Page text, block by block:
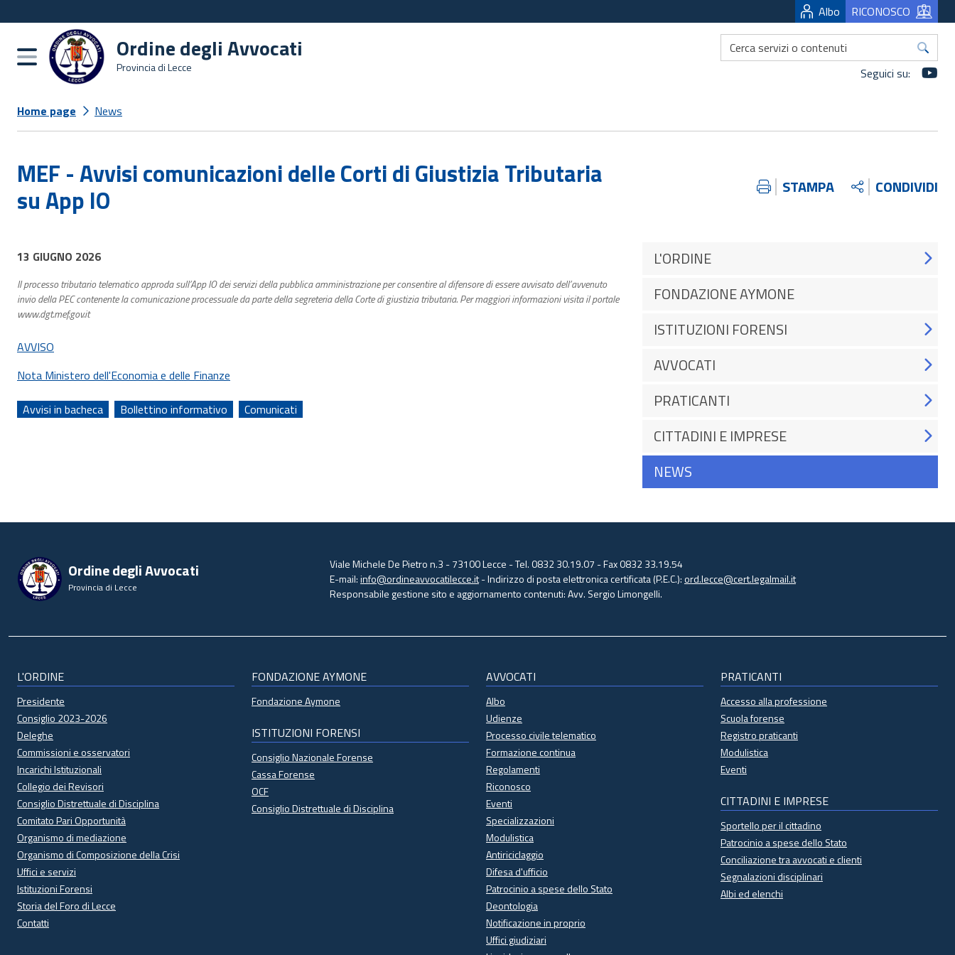
Albo RICONOSCO
Burger menu Ordine degli Avvocati
Provincia di Lecce Seguici su:
Home page News
MEF - Avvisi comunicazioni delle Corti di Giustizia Tributaria
su App IO STAMPA CONDIVIDI
13 GIUGNO 2026
Il processo tributario telematico approda sull’App IO dei servizi della pubblica amministrazione per consentire al difensore di essere avvisato dell’avvenuto
invio della PEC contenente la comunicazione processuale da parte della segreteria della Corte di giustizia tributaria. Per maggiori informazioni visita il portale
www.dgt.mef.gov.it
AVVISO
Nota Ministero dell'Economia e delle Finanze
Avvisi in bacheca
Bollettino informativo Comunicati
L'ORDINE
FONDAZIONE AYMONE
ISTITUZIONI FORENSI
AVVOCATI
PRATICANTI
CITTADINI E IMPRESE
NEWS
Ordine degli Avvocati
Provincia di Lecce
Viale Michele De Pietro n.3 - 73100 Lecce - Tel. 0832 30.19.07 - Fax 0832 33.19.54
E-mail:info@ordineavvocatilecce.it- Indirizzo di posta elettronica certificata (P.E.C.):ord.lecce@cert.legalmail.it
Responsabile gestione sito e aggiornamento contenuti: Avv. Sergio Limongelli.
L'ORDINE
Presidente
Consiglio 2023-2026
Deleghe
Commissioni e osservatori
Incarichi Istituzionali
Collegio dei Revisori
Consiglio Distrettuale di Disciplina
Comitato Pari Opportunità
Organismo di mediazione
Organismo di Composizione della Crisi
Uffici e servizi
Istituzioni Forensi
Storia del Foro di Lecce
Contatti
FONDAZIONE AYMONE
Fondazione Aymone
ISTITUZIONI FORENSI
Consiglio Nazionale Forense
Cassa Forense
OCF
Consiglio Distrettuale di Disciplina
AVVOCATI
Albo
Udienze
Processo civile telematico
Formazione continua
Regolamenti
Riconosco
Eventi
Specializzazioni
Modulistica
Antiriciclaggio
Difesa d'ufficio
Patrocinio a spese dello Stato
Deontologia
Notificazione in proprio
Uffici giudiziari
PRATICANTI
Accesso alla professione
Scuola forense
Registro praticanti
Modulistica
Eventi
CITTADINI E IMPRESE
Sportello per il cittadino
Patrocinio a spese dello Stato
Conciliazione tra avvocati e clienti
Segnalazioni disciplinari
Albi ed elenchi